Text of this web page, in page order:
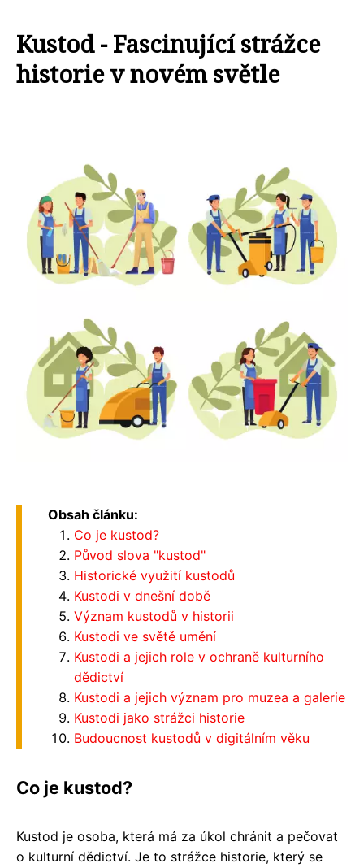
Kustod - Fascinující strážce
historie v novém světle
Obsah článku:
Co je kustod?
Původ slova "kustod"
Historické využití kustodů
Kustodi v dnešní době
Význam kustodů v historii
Kustodi ve světě umění
Kustodi a jejich role v ochraně kulturního
dědictví
Kustodi a jejich význam pro muzea a galerie
Kustodi jako strážci historie
Budoucnost kustodů v digitálním věku
Co je kustod?
Kustod je osoba, která má za úkol chránit a pečovat
o kulturní dědictví. Je to strážce historie, který se